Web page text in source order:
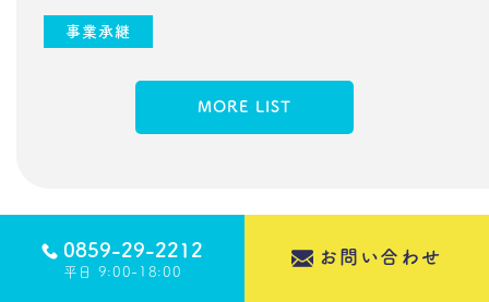
事業承継
MORE LIST
0859-29-2212
平日 9:00-18:00
お問い合わせ